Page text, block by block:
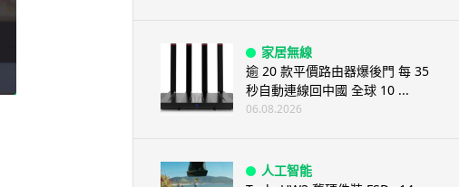
家居無線
逾 20 款平價路由器爆後門 每 35
秒自動連線回中國 全球 10 ...
06.08.2026
人工智能